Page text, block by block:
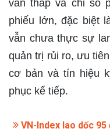
vẫn thấp và chỉ số
phiếu lớn, đặc biệt
vẫn chưa thực sự
quản trị rủi ro, ưu
cơ bản và tín hiệu
phục kế tiếp.
VN-Index lao dốc